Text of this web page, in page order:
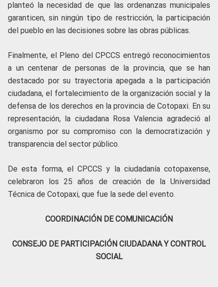
planteó la necesidad de que las ordenanzas municipales
garanticen, sin ningún tipo de restricción, la participación
del pueblo en las decisiones sobre las obras públicas.
Finalmente, el Pleno del CPCCS entregó reconocimientos
a un centenar de personas de la provincia, que se han
destacado por su trayectoria apegada a la participación
ciudadana, el fortalecimiento de la organización social y la
defensa de los derechos en la provincia de Cotopaxi. En su
representación, la ciudadana Rosa Valencia agradeció al
organismo por su compromiso con la democratización y
transparencia del sector público.
De esta forma, el CPCCS y la ciudadanía cotopaxense,
celebraron los 25 años de creación de la Universidad
Técnica de Cotopaxi, que fue la sede del evento.
COORDINACIÓN DE COMUNICACIÓN
CONSEJO DE PARTICIPACIÓN CIUDADANA Y CONTROL
SOCIAL